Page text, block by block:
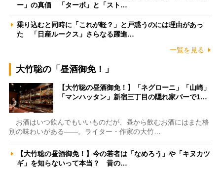
ー」の真価 「ターボ」と「スト…
乗り込むと同時に「これが軽？」と戸惑うのには理由があっ
た 「日産ルークス」さらなる躍進…
一覧を見る
大竹聡の「昼酒御免！」
【大竹聡の昼酒御免！】「ネグローニ」「山崎」
「マンハッタン」新宿三丁目の隠れ家バーで1…
お酒はいつ飲んでもいいものだが、昼から飲むお酒にはまた格
別の味わいがある――。ライター・作家の大竹…
【大竹聡の昼酒御免！】今の若者は「なめろう」や「キヌカツ
ギ」を知らないって本当？ 昔の…